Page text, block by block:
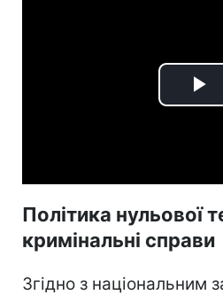
Політика нульової
кримінальні справи
Згідно з національним